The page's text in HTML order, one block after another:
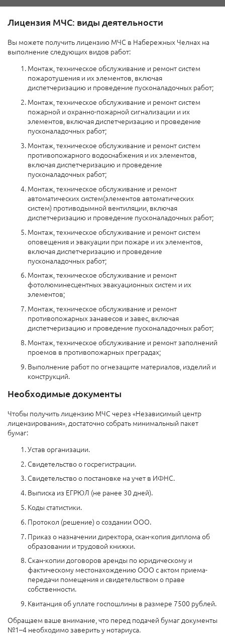
Лицензия МЧС: виды деятельности
Вы можете получить лицензию МЧС в Набережных Челнах на
выполнение следующих видов работ:
Монтаж, техническое обслуживание и ремонт систем
пожаротушения и их элементов, включая
диспетчеризацию и проведение пусконаладочных работ;
Монтаж, техническое обслуживание и ремонт систем
пожарной и охранно-пожарной сигнализации и их
элементов, включая диспетчеризацию и проведение
пусконаладочных работ;
Монтаж, техническое обслуживание и ремонт систем
противопожарного водоснабжения и их элементов,
включая диспетчеризацию и проведение
пусконаладочных работ;
Монтаж, техническое обслуживание и ремонт
автоматических систем(элементов автоматических
систем) противодымной вентиляции, включая
диспетчеризацию и проведение пусконаладочных работ;
Монтаж, техническое обслуживание и ремонт систем
оповещения и эвакуации при пожаре и их элементов,
включая диспетчеризацию и проведение
пусконаладочных работ;
Монтаж, техническое обслуживание и ремонт
фотолюминесцентных эвакуационных систем и их
элементов;
Монтаж, техническое обслуживание и ремонт
противопожарных занавесов и завес, включая
диспетчеризацию и проведение пусконаладочных работ;
Монтаж, техническое обслуживание и ремонт заполнений
проемов в противопожарных преградах;
Выполнение работ по огнезащите материалов, изделий и
конструкций.
Необходимые документы
Чтобы получить лицензию МЧС через «Независимый центр
лицензирования», достаточно собрать минимальный пакет
бумаг:
Устав организации.
Свидетельство о госрегистрации.
Свидетельство о постановке на учет в ИФНС.
Выписка из ЕГРЮЛ (не ранее 30 дней).
Коды статистики.
Протокол (решение) о создании ООО.
Приказ о назначении директора, скан-копия диплома об
образовании и трудовой книжки.
Скан-копии договоров аренды по юридическому и
фактическому местонахождению ООО с актом приема-
передачи помещения и свидетельством о праве
собственности.
Квитанция об уплате госпошлины в размере 7500 рублей.
Обращаем ваше внимание, что перед подачей бумаг документы
№1–4 необходимо заверить у нотариуса.